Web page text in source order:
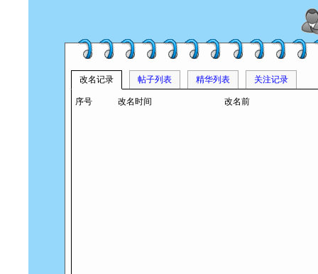
改名记录 帖子列表 精华列表 关注记录
序号 改名时间 改名前